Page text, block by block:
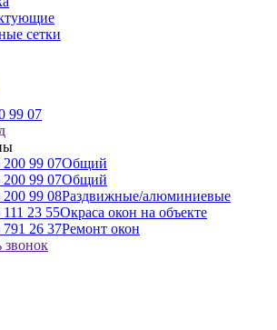
сетки
99 07
99 07Общий
99 07Общий
99 08Раздвижные/алюминиевые
23 55Окраса окон на объекте
26 37Ремонт окон
звонок